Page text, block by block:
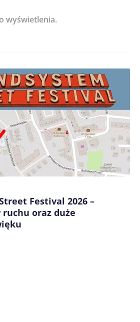
dane w tej przeglądarce podczas
komentarzy.
wyświetlenia.
Festival 2026 –
oraz duże